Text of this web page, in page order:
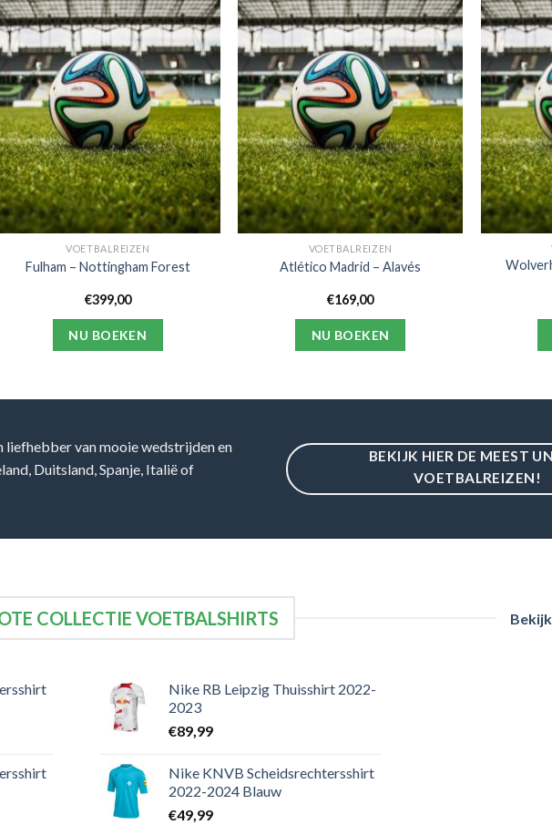
VOETBALREIZEN
Fulham – Nottingham Forest
€399,00
NU BOEKEN
VOETBALREIZEN
Atlético Madrid – Alavés
€169,00
NU BOEKEN
van mooie wedstrijden en
Duitsland, Spanje, Italië of
BEKIJK HIER DE MEEST
VOETBALREIZEN!
COLLECTIE VOETBALSHIRTS
Nike RB Leipzig Thuisshirt 2022-
2023
€89,99
Nike KNVB Scheidsrechtersshirt
2022-2024 Blauw
€49,99